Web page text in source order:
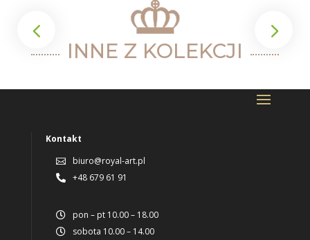
INNE Z KOLEKCJI
Kontakt
 biuro@royal-art.pl
 +48 679 61 91
 pon – pt 10.00 – 18.00
 sobota 10.00 – 14.00